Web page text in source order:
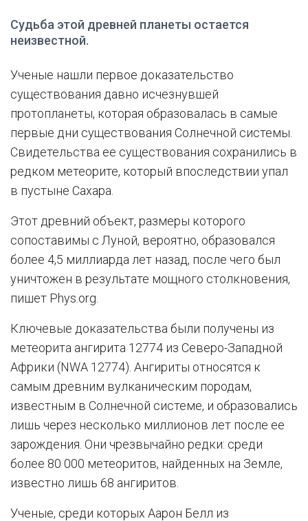
Судьба этой древней планеты остается
неизвестной.
Ученые нашли первое доказательство
существования давно исчезнувшей
протопланеты, которая образовалась в самые
первые дни существования Солнечной системы.
Свидетельства ее существования сохранились в
редком метеорите, который впоследствии упал
в пустыне Сахара.
Этот древний объект, размеры которого
сопоставимы с Луной, вероятно, образовался
более 4,5 миллиарда лет назад, после чего был
уничтожен в результате мощного столкновения,
пишет Phys.org.
Ключевые доказательства были получены из
метеорита ангирита 12774 из Северо-Западной
Африки (NWA 12774). Ангириты относятся к
самым древним вулканическим породам,
известным в Солнечной системе, и образовались
лишь через несколько миллионов лет после ее
зарождения. Они чрезвычайно редки: среди
более 80 000 метеоритов, найденных на Земле,
известно лишь 68 ангиритов.
Ученые, среди которых Аарон Белл из